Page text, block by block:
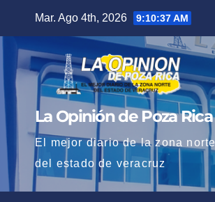
contenido
Mar. Ago 4th, 2026 9:10:39 AM
La Opinión de Poza Rica
El mejor diario de la zona norte
del estado de veracruz